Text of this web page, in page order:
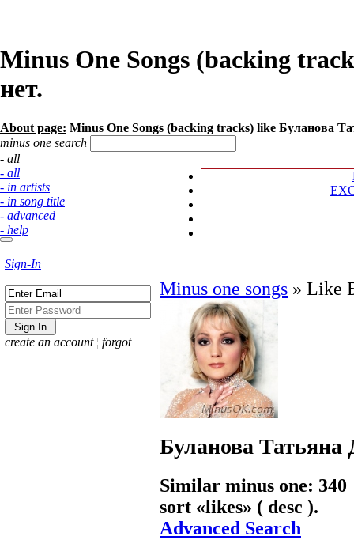
Minus One Songs (backing
нет.
About page: Minus One Songs (backing tracks) like Буланова
minus one search
- all
- all
- in artists
- in song title
- advanced
- help
Sign-In
create an account ¦ forgot
Minus one songs » Like
Буланова Татьяна
Similar minus one: 340
sort «likes» ( desc ).
Advanced Search